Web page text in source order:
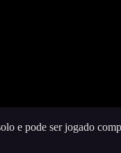
e pode ser jogado